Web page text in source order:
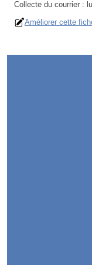
Collecte du courrier :
Améliorer cette